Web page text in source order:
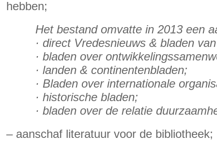
hebben;
Het bestand omvatte in 2013 een
· direct Vredesnieuws & bladen
· bladen over
· landen & continentenbladen;
· Bladen over internationale
· historische bladen;
· bladen over de relatie
– aanschaf literatuur voor de bibliotheek;